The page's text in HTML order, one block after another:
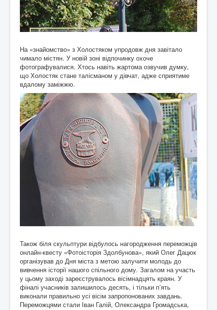
На «знайомство» з Холостяком упродовж дня завітало
чимало містян. У новій зоні відпочинку охоче
фотографувалися. Хтось навіть жартома озвучив думку,
що Холостяк стане талісманом у дівчат, адже сприятиме
вдалому заміжжю.
Також біля скульптури відбулось нагородження переможців
онлайн-квесту «Фотоісторія Здолбунова», який Олег Дацюк
організував до Дня міста з метою залучити молодь до
вивчення історії нашого спільного дому. Загалом на участь
у цьому заході зареєструвалось вісімнадцять краян. У
фіналі учасників залишилось десять, і тільки п’ять
виконали правильно усі вісім запропонованих завдань.
Переможцями стали Іван Галій, Олександра Громадська,